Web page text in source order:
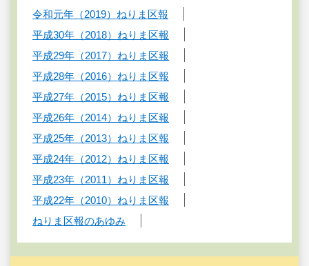
令和元年（2019）ねりま区報
平成30年（2018）ねりま区報
平成29年（2017）ねりま区報
平成28年（2016）ねりま区報
平成27年（2015）ねりま区報
平成26年（2014）ねりま区報
平成25年（2013）ねりま区報
平成24年（2012）ねりま区報
平成23年（2011）ねりま区報
平成22年（2010）ねりま区報
ねりま区報のあゆみ